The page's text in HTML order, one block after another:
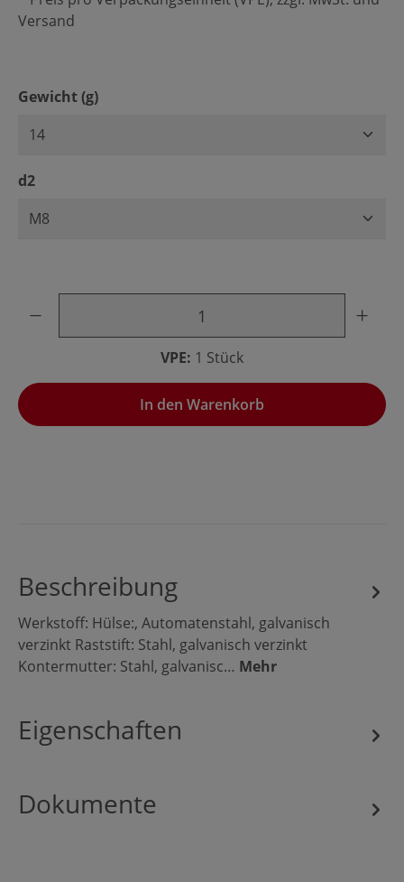
Versand
Gewicht (g)auswählen
d2auswählen
VPE: 1 Stück
In den Warenkorb
Beschreibung
Werkstoff: Hülse:, Automatenstahl, galvanisch
verzinkt Raststift: Stahl, galvanisch verzinkt
Kontermutter: Stahl, galvanisc… Mehr
Eigenschaften
Dokumente